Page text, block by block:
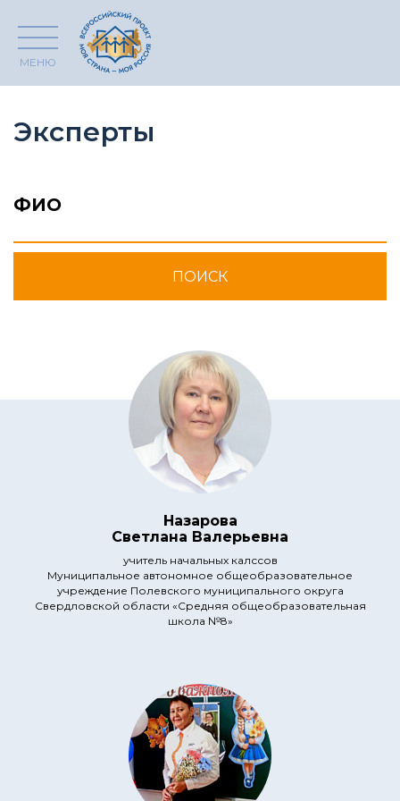
МЕНЮ
Эксперты
ФИО
Назарова
Светлана Валерьевна
учитель начальных калссов
Муниципальное автономное общеобразовательное
учреждение Полевского муниципального округа
Свердловской области «Средняя общеобразовательная
школа №8»